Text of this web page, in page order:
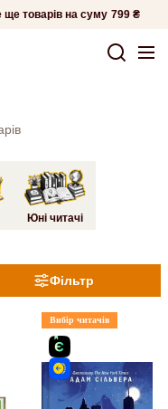
ще товарів на суму 799 ₴
Юні читачі
Фільтр
Вибір читачів